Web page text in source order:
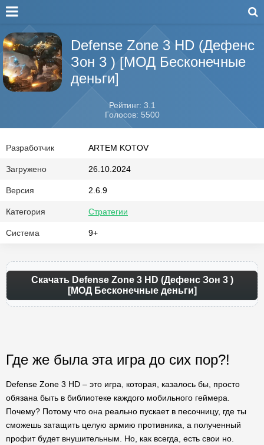
Defense Zone 3 HD (Дефенс
Зон 3 ) [МОД Бесконечные
деньги]
Рейтинг: 3.1
Голосов: 5500
Разработчик ARTEM KOTOV
Загружено 26.10.2024
Версия 2.6.9
Категория Стратегии
Система 9+
Скачать Defense Zone 3 HD (Дефенс Зон 3 )
[МОД Бесконечные деньги]
Где же была эта игра до сих пор?!
Defense Zone 3 HD – это игра, которая, казалось бы, просто
обязана быть в библиотеке каждого мобильного геймера.
Почему? Потому что она реально пускает в песочницу, где ты
сможешь затащить целую армию противника, а полученный
профит будет внушительным. Но, как всегда, есть свои но.